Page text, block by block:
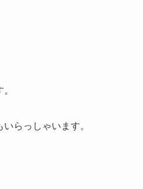
らっしゃいます。